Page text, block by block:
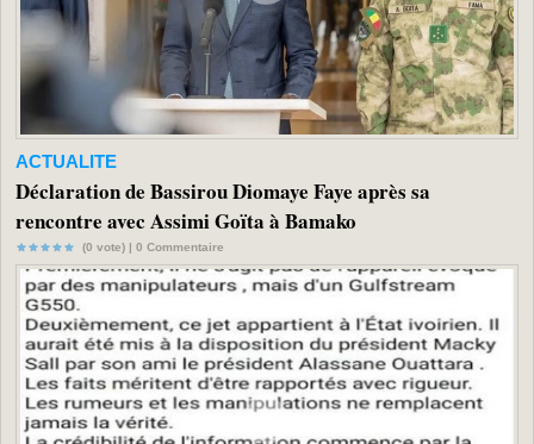
ACTUALITE
Déclaration de Bassirou Diomaye Faye après sa
rencontre avec Assimi Goïta à Bamako
(0 vote) | 0 Commentaire